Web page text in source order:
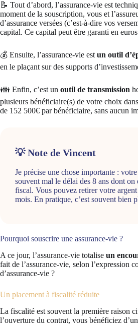
📝 Tout d’abord, l’assurance-vie est
moment de la souscription, vous et
d’assurance versées (c’est-à-dire vos
capital. Ce capital peut être garanti en
💰 Ensuite, l’assurance-vie est un outil
en le plaçant sur des supports
👪 Enfin, c’est un outil de transmission
plusieurs bénéficiaire(s) de votre choix
de 152 500€ par bénéficiaire, sans aucun
💡 Note de Vincent
Je précise une chose importante :
souvent mal le délai des 8 ans dont
fiscal. Vous pouvez retirer votre
mois. En pratique, c’est souvent bien
Pourquoi souscrire une assurance-vie ?
A ce jour, l’assurance-vie totalise un
fait de l’assurance-vie, selon l’expression
d’assurance-vie ?
Un placement à fiscalité réduite
La fiscalité est souvent la première raison
l’ouverture du contrat, vous bénéficiez